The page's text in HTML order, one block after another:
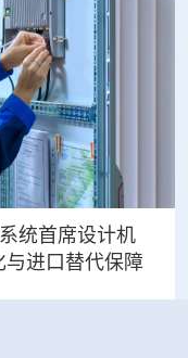
统首席设计机
与进口替代保障